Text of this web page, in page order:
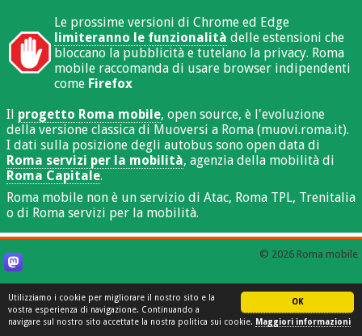
OK
Utilizziamo i cookie per migliorare il nostro sito e la
vostra esperienza di navigazione. Continuando a
navigare sul nostro sito accettate la nostra politica sui cookie. Maggiori informazioni
Le prossime versioni di Chrome ed Edge
limiteranno le funzionalità delle estensioni che
bloccano la pubblicità e tutelano la privacy. Roma
mobile raccomanda di usare browser indipendenti
come Firefox
Il progetto Roma mobile, open source, è l'evoluzione
della versione classica di Muoversi a Roma (muovi.roma.it).
I dati sulla posizione degli autobus sono open data di
Roma servizi per la mobilità, agenzia della mobilità di
Roma Capitale.
Roma mobile non è un servizio di Atac, Roma TPL, Trenitalia
o di Roma servizi per la mobilità.
© 2026 Roma mobile